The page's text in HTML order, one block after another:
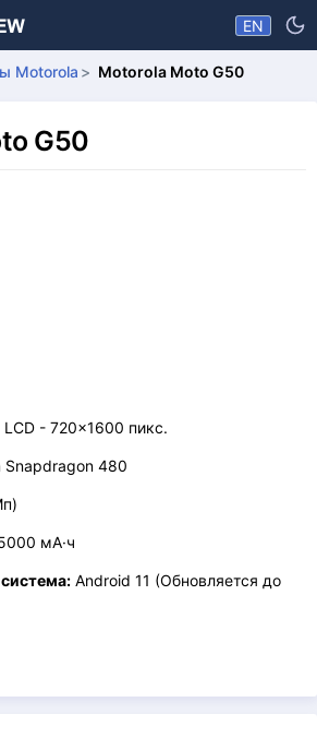
EN
Motorola Motorola Moto G50
G50
LCD - 720x1600 пикс.
Snapdragon 480
мА·ч
Android 11 (Обновляется до